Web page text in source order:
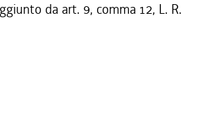
da art. 9, comma 12, L. R.